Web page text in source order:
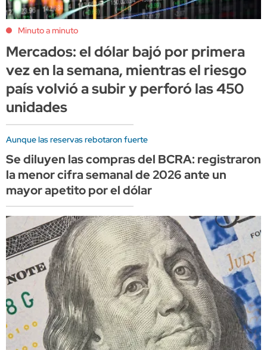
Minuto a minuto
Mercados: el dólar bajó por primera
vez en la semana, mientras el riesgo
país volvió a subir y perforó las 450
unidades
Aunque las reservas rebotaron fuerte
Se diluyen las compras del BCRA: registraron
la menor cifra semanal de 2026 ante un
mayor apetito por el dólar